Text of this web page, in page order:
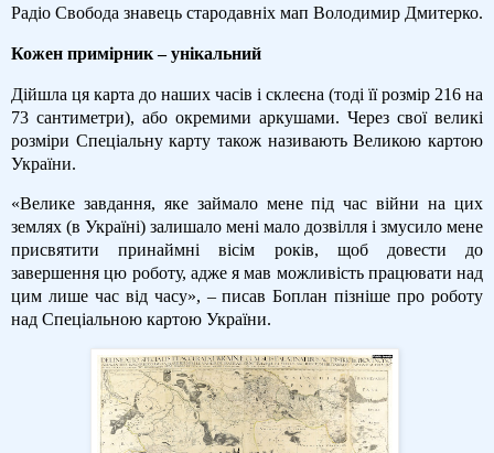
Радіо Свобода знавець стародавніх мап Володимир Дмитерко.
Кожен примірник – унікальний
Дійшла ця карта до наших часів і склеєна (тоді її розмір 216 на
73 сантиметри), або окремими аркушами. Через свої великі
розміри Спеціальну карту також називають Великою картою
України.
«Велике завдання, яке займало мене під час війни на цих
землях (в Україні) залишало мені мало дозвілля і змусило мене
присвятити принаймні вісім років, щоб довести до
завершення цю роботу, адже я мав можливість працювати над
цим лише час від часу», – писав Боплан пізніше про роботу
над Спеціальною картою України.